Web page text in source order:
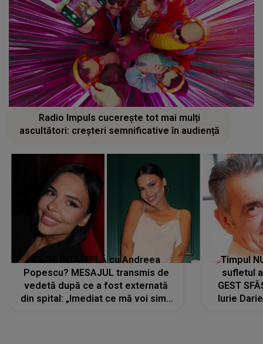
Radio Impuls cucerește tot mai mulți
ascultători: creșteri semnificative în audiență
CE SE ÎNTÂMPLĂ cu Andreea
Popescu? MESAJUL transmis de
vedetă după ce a fost externată
din spital: „Imediat ce mă voi simți
Timpul
sufletul
GEST
Iurie